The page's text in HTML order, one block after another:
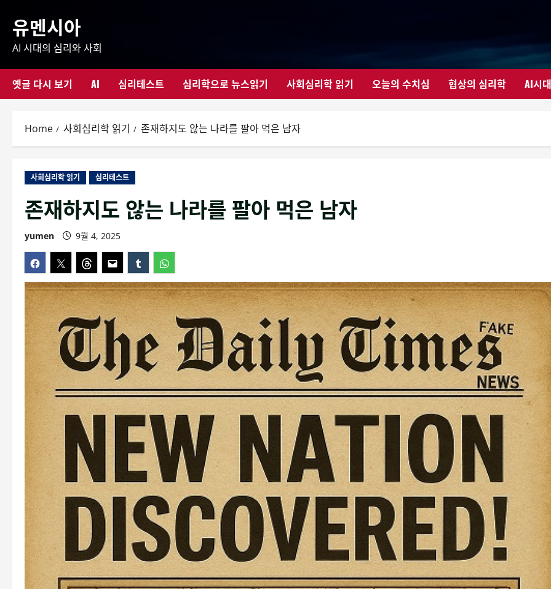
content
유멘시아
AI 시대의 심리와 사회
옛글 다시 보기 AI 심리테스트 심리학으로 뉴스읽기 사회심리학 읽기 오늘의 수치심 협상의 심리학 AI시대
Home 사회심리학 읽기 존재하지도 않는 나라를 팔아 먹은 남자
사회심리학 읽기 심리테스트
존재하지도 않는 나라를 팔아 먹은 남자
yumen 9월 4, 2025